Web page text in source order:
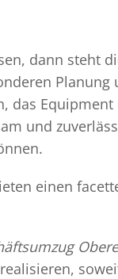
dann steht
das
und
einen